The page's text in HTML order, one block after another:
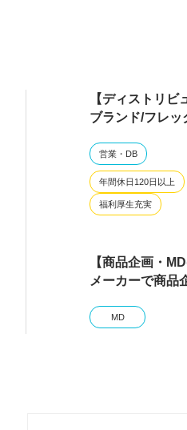
【ディストリ
ブランド/フレッ
営業・DB
年間休日120日以上
福利厚生充実
【商品企画・
メーカーで商品
MD